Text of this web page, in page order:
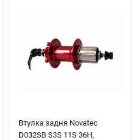
Втулка задня Novatec
D032SB S3S 11S 36H,